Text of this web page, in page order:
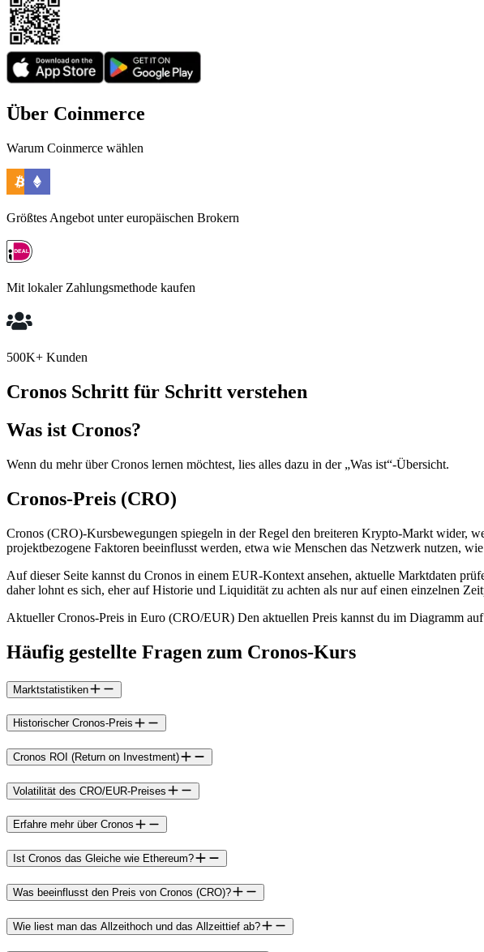
Über Coinmerce
Warum Coinmerce wählen
Größtes Angebot unter europäischen Brokern
Mit lokaler Zahlungsmethode kaufen
500K+ Kunden
Cronos Schritt für Schritt verstehen
Was ist Cronos?
Wenn du mehr über Cronos lernen möchtest, lies alles dazu in der „Was ist“-Übersicht.
Cronos-Preis (CRO)
Cronos (CRO)-Kursbewegungen spiegeln in der Regel den breiteren Krypto-Markt wider,
projektbezogene Faktoren beeinflusst werden, etwa wie Menschen das Netzwerk nutzen,
Auf dieser Seite kannst du Cronos in einem EUR-Kontext ansehen, aktuelle Marktdaten
daher lohnt es sich, eher auf Historie und Liquidität zu achten als nur auf einen einzelnen
Aktueller Cronos-Preis in Euro (CRO/EUR) Den aktuellen Preis kannst du im Diagramm auf
Häufig gestellte Fragen zum Cronos-Kurs
Marktstatistiken
Historischer Cronos-Preis
Cronos ROI (Return on Investment)
Volatilität des CRO/EUR-Preises
Erfahre mehr über Cronos
Ist Cronos das Gleiche wie Ethereum?
Was beeinflusst den Preis von Cronos (CRO)?
Wie liest man das Allzeithoch und das Allzeittief ab?